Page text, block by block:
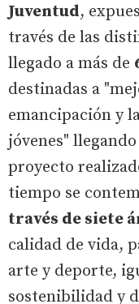
Juventud,
través de las
llegado a más de
destinadas a
emancipación y
jóvenes" llegando
proyecto
tiempo se
través de siete
calidad de vida,
arte y deporte,
sostenibilidad y